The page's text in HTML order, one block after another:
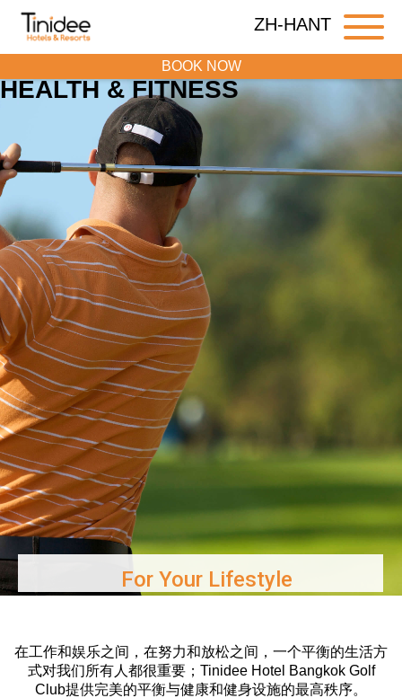
For Your Lifestyle
HEALTH & FITNESS
在工作和娱乐之间，在努力和放松之间，一个平衡的生活方
式对我们所有人都很重要；Tinidee Hotel Bangkok Golf
Club提供完美的平衡与健康和健身设施的最高秩序。
ZH-HANT
BOOK NOW